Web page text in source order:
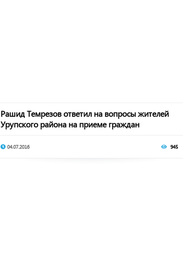
Рашид Темрезов ответил на вопросы жителей
Урупского района на приеме граждан
04.07.2016 945